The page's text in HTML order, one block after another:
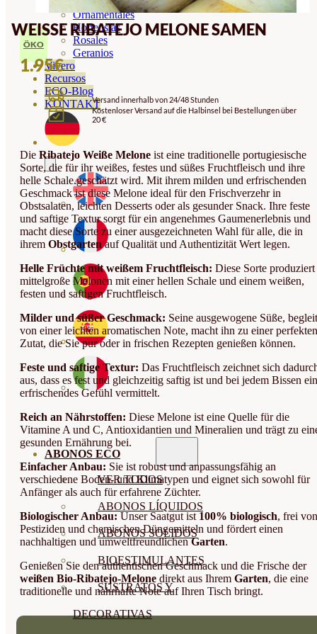
Ornamentales
Hortensias
Rosales
Geranios
Vivero
Recursos
ECO-Blog
KONTAKT
ABONOS ECO
VER TODOS
ABONOS LÍQUIDOS
ABONOS SOLIDOS
BIOESTIMULANTES
SUSTRATOS Y
DECORATIVAS
WEISSE RIBATEJO MELONE SAMEN
ÖKO
1.95€
Versand innerhalb von 24/48 Stunden
Kostenloser Versand auf die Halbinsel bei Bestellungen über
20 €
Die Ribatejo Weiße Melone ist eine traditionelle portugiesische
Sorte, die für ihr weißes, festes und süßes Fruchtfleisch und ihre
helle Schale geschätzt wird. Mit ihrem milden und erfrischenden
Geschmack ist diese Melone ideal für den Frischverzehr in
Obstsalaten, leichten Desserts oder als gesunder Snack. Ihre feste
und saftige Textur sorgt für ein angenehmes Gaumenerlebnis und
macht diese Sorte zu einer ausgezeichneten Wahl für alle, die in
ihrem Obstgartenauf Qualität und Authentizität Wert legen.
Helle Früchte mit weißem Fruchtfleisch: Diese Sorte produziert
mittelgroße Melonen mit einer hellen Schale und einem weißen,
festen und saftigen Fruchtfleisch.
Milder und süßer Geschmack: Seine ausgewogene Süße,
von einer leichten aromatischen Note, macht ihn zu einer perfekten
Zutat, die Sie pur oder in frischen Rezepten genießen können.
Feste und saftige Textur: Das Fruchtfleisch zeichnet sich
aus, dass es fest und gleichzeitig saftig ist und bei jedem Bissen ein
erfrischendes Gefühl vermittelt.
Reich an Nährstoffen: Diese Melone ist eine Quelle für die
Vitamine A und C, Antioxidantien und Mineralien und trägt zu
gesunden Ernährung bei.
Einfacher Anbau: Sie ist robust und anpassungsfähig an
verschiedene Boden- und Klimatypen und eignet sich sowohl für
Anfänger als auch für erfahrene Züchter.
Biologischer Anbau: Unser Saatgut ist 100% biologisch, frei von
Pestiziden und chemischen Düngemitteln und fördert einen
nachhaltigen und umweltfreundlichenGarten.
Genießen Sie den authentischen Geschmack und die Frische der
weißen Bio-Ribatejo-Melone direkt aus Ihrem Garten, die eine
traditionelle und nahrhafte Note auf Ihren Tisch bringt.